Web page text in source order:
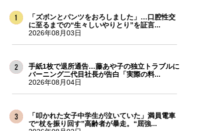
「ズボンとパンツをおろしました」…口腔性交
に至るまでの“生々しいやりとり”を証言...
2026年08月03日
手紙1枚で退所通告…藤あや子の独立トラブルに
バーニング二代目社長が告白「実際の料...
2026年08月04日
「叩かれた女子中学生が泣いていた」満員電車
で“杖を振り回す”高齢者が暴走。“屈強...